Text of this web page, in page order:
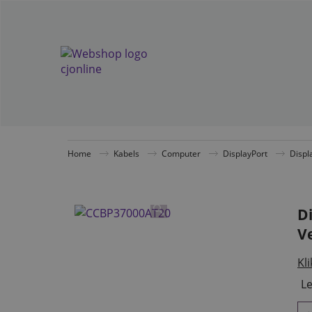
Home Kabels Computer DisplayPort